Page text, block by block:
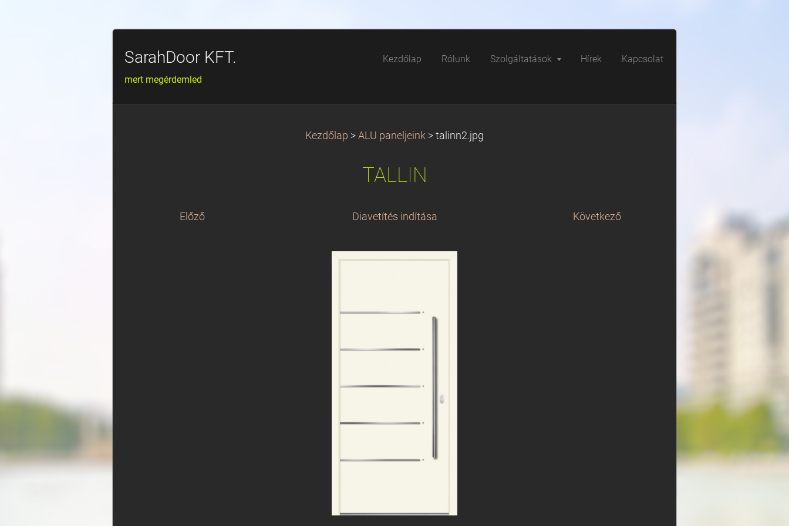
SarahDoor KFT.
mert megérdemled
Kezdőlap Rólunk Szolgáltatások Hírek Kapcsolat
Kezdőlap > ALU paneljeink > talinn2.jpg
TALLIN
Előző Diavetítés indítása Következő